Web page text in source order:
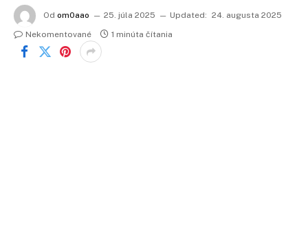
Od om0aao 25. júla 2025 Updated: 24. augusta 2025
Nekomentované
1 minúta čítania